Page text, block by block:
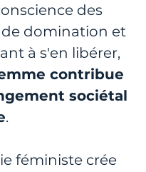
des
de domination et
à s'en libérer,
contribue
sociétal
.
féministe crée